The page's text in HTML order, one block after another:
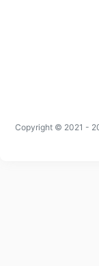
Copyright © 2021 -